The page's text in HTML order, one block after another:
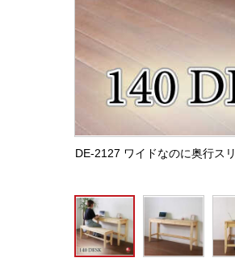
DE-2127 ワイドなのに奥行ス